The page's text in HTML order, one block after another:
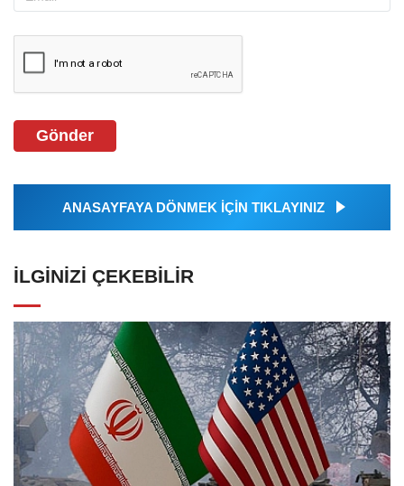
Gönder
ANASAYFAYA DÖNMEK İÇİN TIKLAYINIZ
İLGINIZI ÇEKEBILIR